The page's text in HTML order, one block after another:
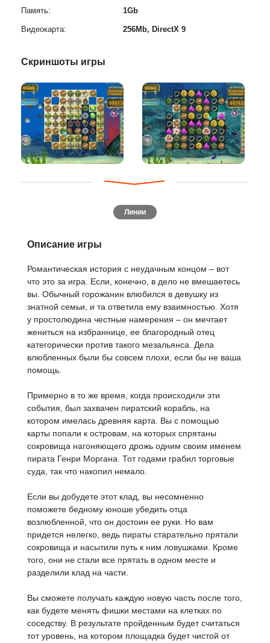
Память: 1Gb
Видеокарта: 256Mb, DirectX 9
Скриншоты игры
Линии
Описание игры
Романтическая история с неудачным концом – вот
что это за игра. Если, конечно, в дело не вмешаетесь
вы. Обычный горожанин влюбился в девушку из
знатной семьи, и та ответила ему взаимностью. Хотя
у простолюдина честные намерения – он мечтает
жениться на избраннице, ее благородный отец
категорически против такого мезальянса. Дела
влюбленных были бы совсем плохи, если бы не ваша
помощь.
Примерно в то же время, когда происходили эти
события, был захвачен пиратский корабль, на
котором имелась древняя карта. Вы с помощью
карты попали к островам, на которых спрятаны
сокровища нагоняющего дрожь одним своим именем
пирата Генри Моргана. Тот годами грабил торговые
суда, так что накопил немало.
Если вы добудете этот клад, вы несомненно
поможете бедному юноше убедить отца
возлюбленной, что он достоин ее руки. Но вам
придется нелегко, ведь пираты старательно прятали
сокровища и насытили путь к ним ловушками. Кроме
того, они не стали все прятать в одном месте и
разделили клад на части.
Вы сможете получать каждую новую часть после того,
как будете менять фишки местами на клетках по
соседству. В результате пройденным будет считаться
тот уровень, на котором площадка будет чистой от